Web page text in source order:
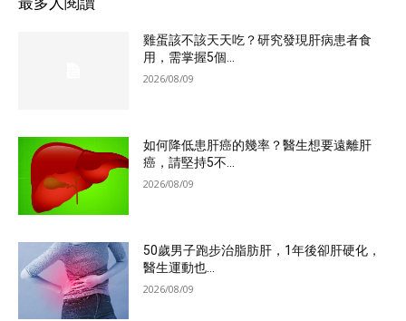
雞蛋該不該天天吃？研究發現肝病患者食
用，需掌握5個...
2026/08/09
如何降低患肝癌的幾率？醫生想要遠離肝
癌，請堅持5不...
2026/08/09
50歲男子跑步治脂肪肝，1年後卻肝硬化，
醫生運動也...
2026/08/09